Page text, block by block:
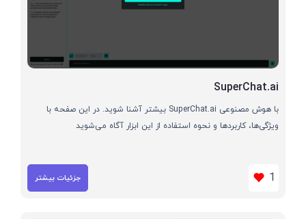
SuperChat.ai
با هوش مصنوعی SuperChat.ai بیشتر آشنا شوید. در این صفحه با
ویژگی‌ها، کاربردها و نحوه استفاده از این ابزار آگاه می‌شوید
1 جزئیات بیشتر